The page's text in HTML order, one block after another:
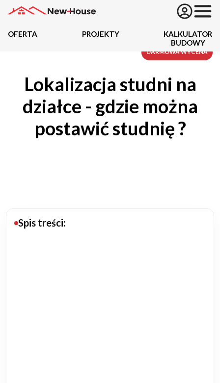
Oferta
Działki
Kredyty
OFERTA PROJEKTY
KALKULATOR
BUDOWY
Lokalizacja studni na
działce - gdzie można
postawić studnię ?
Spis treści:
DARMOWA WYCENA